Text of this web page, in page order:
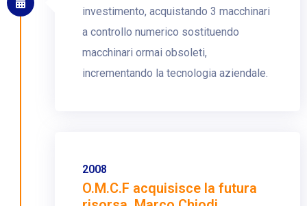
investimento, acquistando 3 macchinari
a controllo numerico sostituendo
macchinari ormai obsoleti,
incrementando la tecnologia aziendale.
2008
O.M.C.F acquisisce la futura